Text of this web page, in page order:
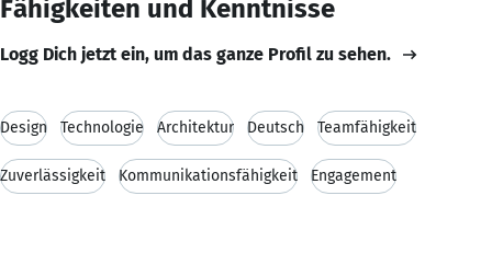
Fähigkeiten und Kenntnisse
Logg Dich jetzt ein, um das ganze Profil zu sehen.
Design Technologie Architektur Deutsch Teamfähigkeit
Zuverlässigkeit Kommunikationsfähigkeit Engagement